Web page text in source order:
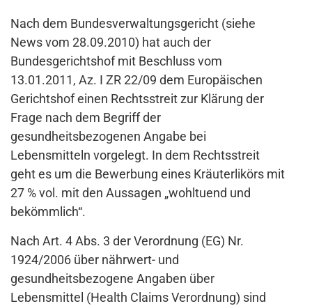
Nach dem Bundesverwaltungsgericht (siehe
News vom 28.09.2010) hat auch der
Bundesgerichtshof mit Beschluss vom
13.01.2011, Az. I ZR 22/09 dem Europäischen
Gerichtshof einen Rechtsstreit zur Klärung der
Frage nach dem Begriff der
gesundheitsbezogenen Angabe bei
Lebensmitteln vorgelegt. In dem Rechtsstreit
geht es um die Bewerbung eines Kräuterlikörs mit
27 % vol. mit den Aussagen „wohltuend und
bekömmlich“.
Nach Art. 4 Abs. 3 der Verordnung (EG) Nr.
1924/2006 über nährwert- und
gesundheitsbezogene Angaben über
Lebensmittel (Health Claims Verordnung) sind